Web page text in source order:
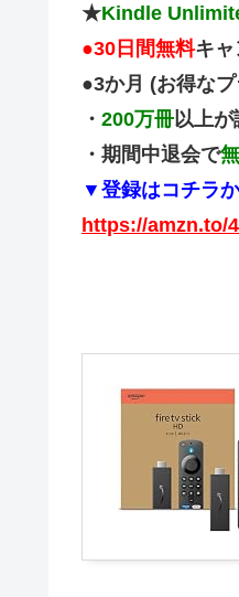
★Kindle
●30日間無料キャ
●3か月 (お得な
・ 200万冊以上
・期間中退会で
▼登録はコチラ
https://amzn.to/